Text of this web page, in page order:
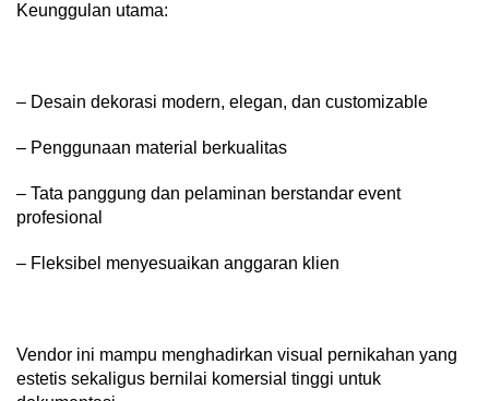
Keunggulan utama:
– Desain dekorasi modern, elegan, dan customizable
– Penggunaan material berkualitas
– Tata panggung dan pelaminan berstandar event
profesional
– Fleksibel menyesuaikan anggaran klien
Vendor ini mampu menghadirkan visual pernikahan yang
estetis sekaligus bernilai komersial tinggi untuk